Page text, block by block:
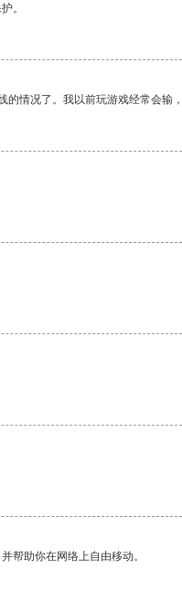
。
情况了。我以前玩游戏经常会输
帮助你在网络上自由移动。